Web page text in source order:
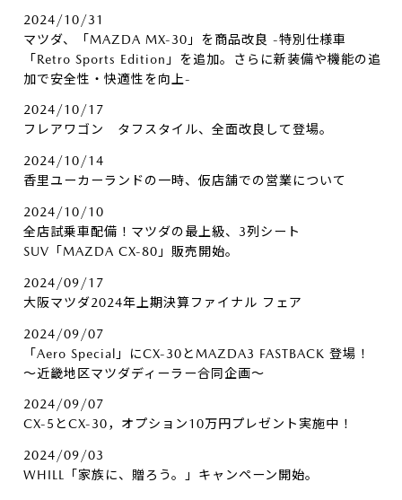
2024/10/31
マツダ、「MAZDA MX-30」を商品改良 -特別仕様車
「Retro Sports Edition」を追加。さらに新装備や機能の追
加で安全性・快適性を向上-
2024/10/17
フレアワゴン タフスタイル、全面改良して登場。
2024/10/14
香里ユーカーランドの一時、仮店舗での営業について
2024/10/10
全店試乗車配備！マツダの最上級、3列シート
SUV「MAZDA CX-80」販売開始。
2024/09/17
大阪マツダ2024年上期決算ファイナル フェア
2024/09/07
「Aero Special」にCX-30とMAZDA3 FASTBACK 登場！
～近畿地区マツダディーラー合同企画～
2024/09/07
CX-5とCX-30，オプション10万円プレゼント実施中！
2024/09/03
WHILL「家族に、贈ろう。」キャンペーン開始。